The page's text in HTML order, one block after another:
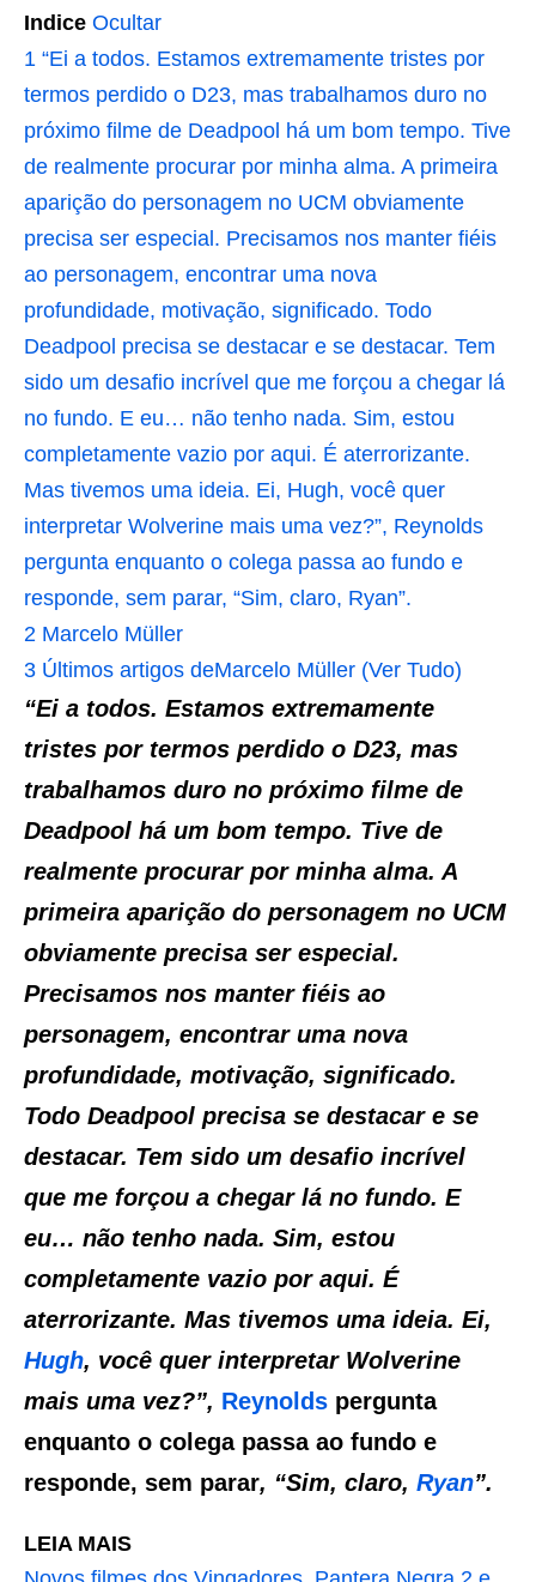
Indice Ocultar
1 “Ei a todos. Estamos extremamente tristes por
termos perdido o D23, mas trabalhamos duro no
próximo filme de Deadpool há um bom tempo. Tive
de realmente procurar por minha alma. A primeira
aparição do personagem no UCM obviamente
precisa ser especial. Precisamos nos manter fiéis
ao personagem, encontrar uma nova
profundidade, motivação, significado. Todo
Deadpool precisa se destacar e se destacar. Tem
sido um desafio incrível que me forçou a chegar lá
no fundo. E eu… não tenho nada. Sim, estou
completamente vazio por aqui. É aterrorizante.
Mas tivemos uma ideia. Ei, Hugh, você quer
interpretar Wolverine mais uma vez?”, Reynolds
pergunta enquanto o colega passa ao fundo e
responde, sem parar, “Sim, claro, Ryan”.
2 Marcelo Müller
3 Últimos artigos deMarcelo Müller (Ver Tudo)
“Ei a todos. Estamos extremamente
tristes por termos perdido o D23, mas
trabalhamos duro no próximo filme de
Deadpool há um bom tempo. Tive de
realmente procurar por minha alma. A
primeira aparição do personagem no UCM
obviamente precisa ser especial.
Precisamos nos manter fiéis ao
personagem, encontrar uma nova
profundidade, motivação, significado.
Todo Deadpool precisa se destacar e se
destacar. Tem sido um desafio incrível
que me forçou a chegar lá no fundo. E
eu… não tenho nada. Sim, estou
completamente vazio por aqui. É
aterrorizante. Mas tivemos uma ideia. Ei,
Hugh, você quer interpretar Wolverine
mais uma vez?”, Reynolds pergunta
enquanto o colega passa ao fundo e
responde, sem parar, “Sim, claro, Ryan”.
LEIA MAIS